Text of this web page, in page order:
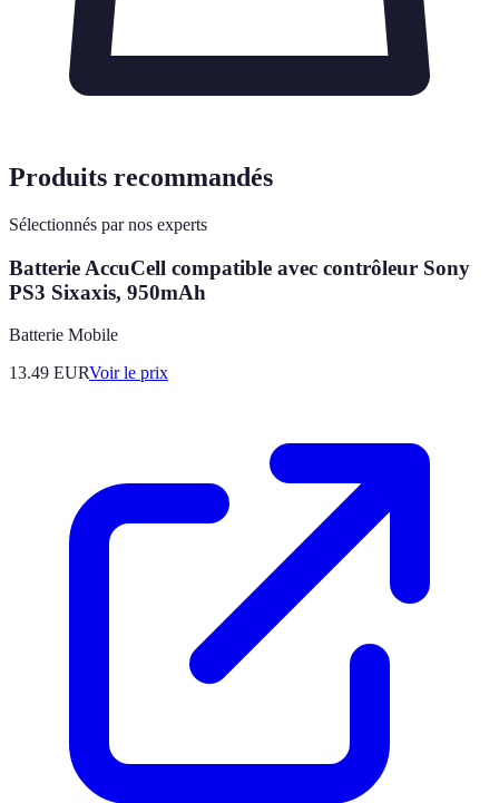
Produits recommandés
Sélectionnés par nos experts
Batterie AccuCell compatible avec contrôleur Sony
PS3 Sixaxis, 950mAh
Batterie Mobile
13.49 EURVoir le prix